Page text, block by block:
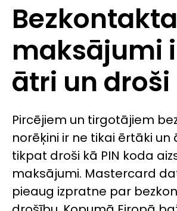
Bezkontakta
maksājumi
ātri un droši
Pircējiem un tirgotājiem
norēķini ir ne tikai ērtāki
tikpat droši kā PIN koda
maksājumi. Mastercard
pieaug izpratne par